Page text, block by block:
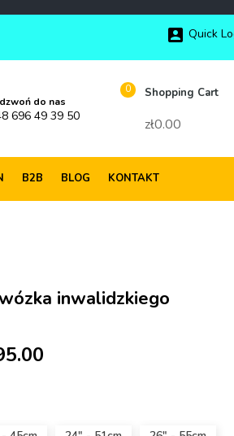
 Quick
do nas
696 49 39 50
Shopping Cart
zł0.00
0
B2B BLOG KONTAKT
inwalidzkiego